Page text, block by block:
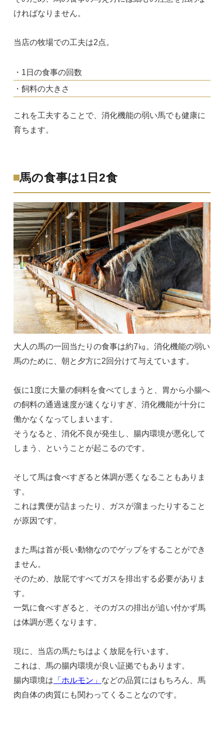
ければなりません。
当店の牧場での工夫は2点。
・1日の食事の回数
・飼料の大きさ
これを工夫することで、消化機能の弱い馬でも健康に
育ちます。
馬の食事は1日2食
大人の馬の一回当たりの食事は約7㎏。消化機能の弱い
馬のために、朝と夕方に2回分けて与えています。
仮に1度に大量の飼料を食べてしまうと、胃から小腸へ
の飼料の通過速度が速くなりすぎ、消化機能が十分に
働かなくなってしまいます。
そうなると、消化不良が発生し、腸内環境が悪化して
しまう、ということが起こるのです。
そして馬は食べすぎると体調が悪くなることもありま
す。
これは糞便が詰まったり、ガスが溜まったりすること
が原因です。
また馬は首が長い動物なのでゲップをすることができ
ません。
そのため、放屁ですべてガスを排出する必要がありま
す。
一気に食べすぎると、そのガスの排出が追い付かず馬
は体調が悪くなります。
現に、当店の馬たちはよく放屁を行います。
これは、馬の腸内環境が良い証拠でもあります。
腸内環境は 「ホルモン」 などの品質にはもちろん、馬
肉自体の肉質にも関わってくることなのです。